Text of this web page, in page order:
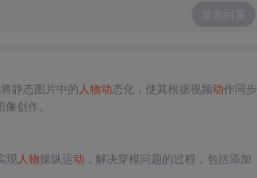
发表回复
静态图片中的 人物动态化，使其根据视频动作同步
像创作。
现人物操纵运动 ，解决穿模问题的过程，包括添加